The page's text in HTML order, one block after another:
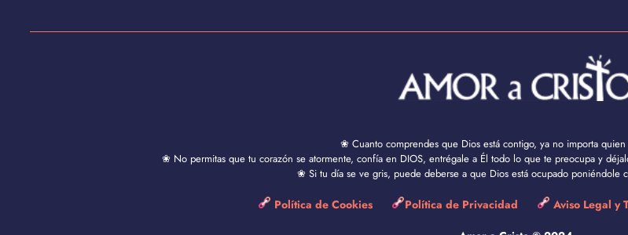
❀ Cuanto comprendes que Dios está contigo, ya no importa
❀ No permitas que tu corazón se atormente, confía en DIOS, entrégale a Él todo lo que te preocupa y
❀ Si tu día se ve gris, puede deberse a que Dios está ocupado poniéndole
Política de Cookies Política de Privacidad Aviso Legal y